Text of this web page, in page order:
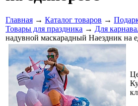
Главная → Каталог товаров →
Товары для праздника → Для
надувной маскарадный Наездник на